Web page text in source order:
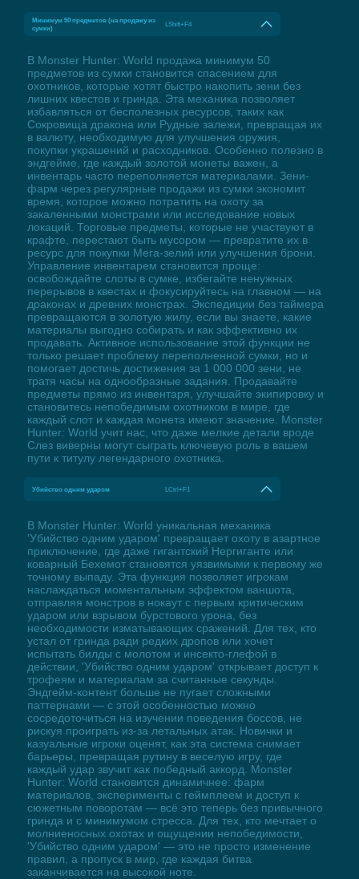
Минимум 50 предметов (на продажу из
сумки)
LShift+F4
В Monster Hunter: World продажа минимум 50
предметов из сумки становится спасением для
охотников, которые хотят быстро накопить зени без
лишних квестов и гринда. Эта механика позволяет
избавляться от бесполезных ресурсов, таких как
Сокровища дракона или Рудные залежи, превращая их
в валюту, необходимую для улучшения оружия,
покупки украшений и расходников. Особенно полезно в
эндгейме, где каждый золотой монеты важен, а
инвентарь часто переполняется материалами. Зени-
фарм через регулярные продажи из сумки экономит
время, которое можно потратить на охоту за
закаленными монстрами или исследование новых
локаций. Торговые предметы, которые не участвуют в
крафте, перестают быть мусором — превратите их в
ресурс для покупки Мега-зелий или улучшения брони.
Управление инвентарем становится проще:
освобождайте слоты в сумке, избегайте ненужных
перерывов в квестах и фокусируйтесь на главном — на
драконах и древних монстрах. Экспедиции без таймера
превращаются в золотую жилу, если вы знаете, какие
материалы выгодно собирать и как эффективно их
продавать. Активное использование этой функции не
только решает проблему переполненной сумки, но и
помогает достичь достижения за 1 000 000 зени, не
тратя часы на однообразные задания. Продавайте
предметы прямо из инвентаря, улучшайте экипировку и
становитесь непобедимым охотником в мире, где
каждый слот и каждая монета имеют значение. Monster
Hunter: World учит нас, что даже мелкие детали вроде
Слез виверны могут сыграть ключевую роль в вашем
пути к титулу легендарного охотника.
Убийство одним ударом LCtrl+F1
В Monster Hunter: World уникальная механика
'Убийство одним ударом' превращает охоту в азартное
приключение, где даже гигантский Нергиганте или
коварный Бехемот становятся уязвимыми к первому же
точному выпаду. Эта функция позволяет игрокам
наслаждаться моментальным эффектом ваншота,
отправляя монстров в нокаут с первым критическим
ударом или взрывом бурстового урона, без
необходимости изматывающих сражений. Для тех, кто
устал от гринда ради редких дропов или хочет
испытать билды с молотом и инсекто-глефой в
действии, 'Убийство одним ударом' открывает доступ к
трофеям и материалам за считанные секунды.
Эндгейм-контент больше не пугает сложными
паттернами — с этой особенностью можно
сосредоточиться на изучении поведения боссов, не
рискуя проиграть из-за летальных атак. Новички и
казуальные игроки оценят, как эта система снимает
барьеры, превращая рутину в веселую игру, где
каждый удар звучит как победный аккорд. Monster
Hunter: World становится динамичнее: фарм
материалов, эксперименты с геймплеем и доступ к
сюжетным поворотам — всё это теперь без привычного
гринда и с минимумом стресса. Для тех, кто мечтает о
молниеносных охотах и ощущении непобедимости,
'Убийство одним ударом' — это не просто изменение
правил, а пропуск в мир, где каждая битва
заканчивается на высокой ноте.